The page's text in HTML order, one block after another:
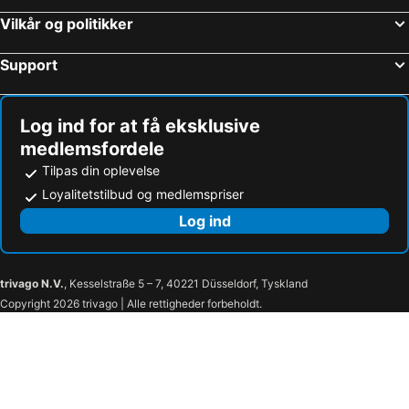
München, Bayern Hoteller
Timmendorfer Strand, Slesvig-Holsten Hoteller
Vilkår og politikker
Support
Log ind for at få eksklusive
medlemsfordele
Tilpas din oplevelse
Loyalitetstilbud og medlemspriser
Log ind
trivago N.V., Kesselstraße 5 – 7, 40221 Düsseldorf, Tyskland
Copyright 2026 trivago | Alle rettigheder forbeholdt.